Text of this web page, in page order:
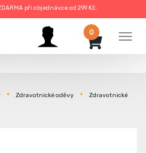
při objednávce od 299 Kč.
0
Zdravotnické oděvy
Zdravotnické